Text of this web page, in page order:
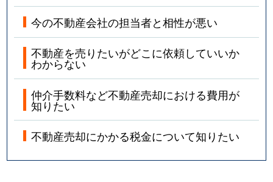
今の不動産会社の担当者と相性が悪い
不動産を売りたいがどこに依頼していいか
わからない
仲介手数料など不動産売却における費用が
知りたい
不動産売却にかかる税金について知りたい